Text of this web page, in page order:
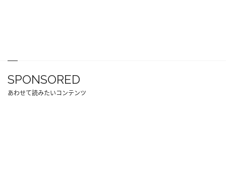
SPONSORED
あわせて読みたいコンテンツ